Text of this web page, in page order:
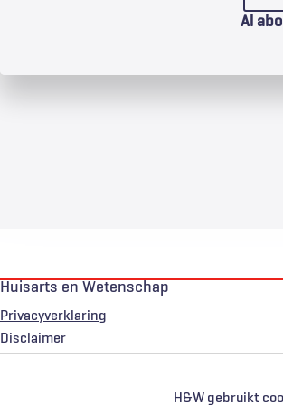
H&W gebruikt
Al
Huisarts en Wetenschap
Privacyverklaring
Voet
Disclaimer